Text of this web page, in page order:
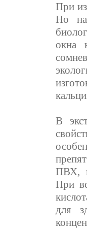
При
Но
окна
В
ПВХ,
При
для